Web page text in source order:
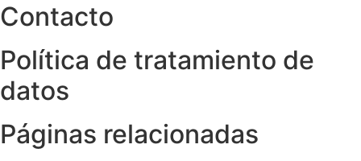
Contacto
Política de tratamiento de
datos
Páginas relacionadas